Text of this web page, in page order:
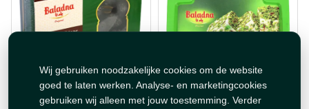
Wij gebruiken noodzakelijke cookies om de website
goed te laten werken. Analyse- en marketingcookies
gebruiken wij alleen met jouw toestemming. Verder
تمر عجوة المدينة بلدنا 350غ حلاوة بالفستق بلدنا 350غ